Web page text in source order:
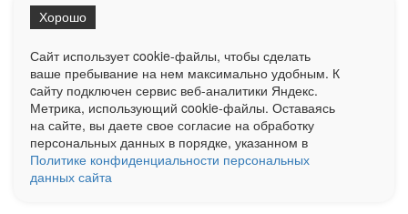
на Сетевое издание «ОрелТаймс» обязательна.
Ограниченная статистика посещаемости доступна на сайте
Liveinternet.ru . Подробная статистика для рекламодателей по запросу
у менеджера.
Реклама Документы О нас Контакты
Сайт использует cookie-файлы, чтобы сделать
ваше пребывание на нем максимально удобным. К
cайту подключен сервис веб-аналитики Яндекс.
Метрика, использующий cookie-файлы. Оставаясь
на сайте, вы даете свое согласие на обработку
персональных данных в порядке, указанном в
Политике конфиденциальности персональных
данных сайта
Хорошо